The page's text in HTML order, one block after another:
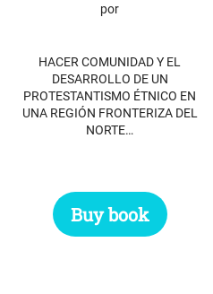
por
HACER COMUNIDAD Y EL
DESARROLLO DE UN
PROTESTANTISMO ÉTNICO EN
UNA REGIÓN FRONTERIZA DEL
NORTE…
Buy book